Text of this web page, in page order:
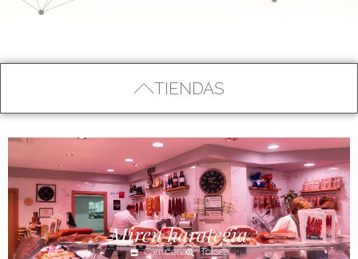
TIENDAS
Miren harategia
Carnicería
Tolosa